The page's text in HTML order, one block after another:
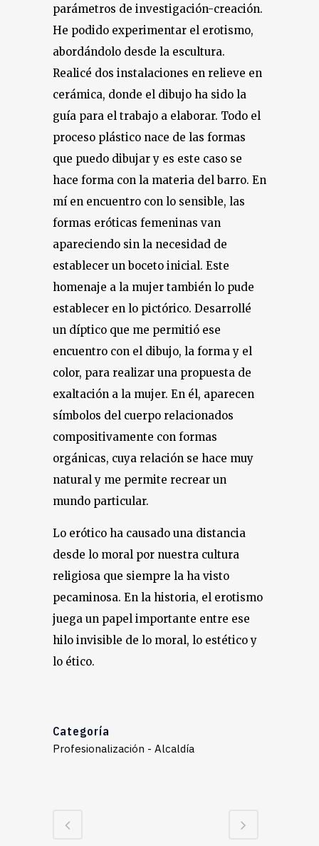
parámetros de investigación-creación.
He podido experimentar el erotismo,
abordándolo desde la escultura.
Realicé dos instalaciones en relieve en
cerámica, donde el dibujo ha sido la
guía para el trabajo a elaborar. Todo el
proceso plástico nace de las formas
que puedo dibujar y es este caso se
hace forma con la materia del barro. En
mí en encuentro con lo sensible, las
formas eróticas femeninas van
apareciendo sin la necesidad de
establecer un boceto inicial. Este
homenaje a la mujer también lo pude
establecer en lo pictórico. Desarrollé
un díptico que me permitió ese
encuentro con el dibujo, la forma y el
color, para realizar una propuesta de
exaltación a la mujer. En él, aparecen
símbolos del cuerpo relacionados
compositivamente con formas
orgánicas, cuya relación se hace muy
natural y me permite recrear un
mundo particular.
Lo erótico ha causado una distancia
desde lo moral por nuestra cultura
religiosa que siempre la ha visto
pecaminosa. En la historia, el erotismo
juega un papel importante entre ese
hilo invisible de lo moral, lo estético y
lo ético.
Categoría
Profesionalización - Alcaldía